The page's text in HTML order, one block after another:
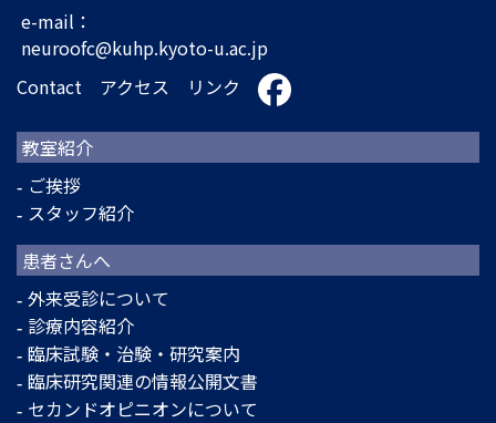
e-mail：
neuroofc@kuhp.kyoto-u.ac.jp
Contact
アクセス リンク
教室紹介
ご挨拶
スタッフ紹介
患者さんへ
外来受診について
診療内容紹介
臨床試験・治験・研究案内
臨床研究関連の情報公開文書
セカンドオピニオンについて